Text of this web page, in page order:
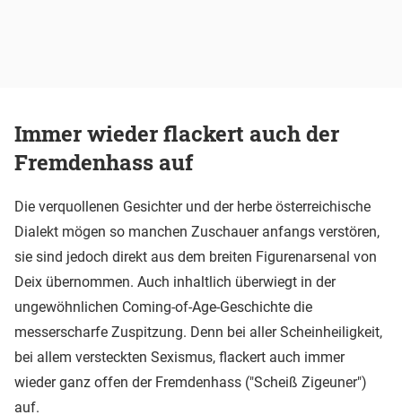
Immer wieder flackert auch der
Fremdenhass auf
Die verquollenen Gesichter und der herbe österreichische
Dialekt mögen so manchen Zuschauer anfangs verstören,
sie sind jedoch direkt aus dem breiten Figurenarsenal von
Deix übernommen. Auch inhaltlich überwiegt in der
ungewöhnlichen Coming-of-Age-Geschichte die
messerscharfe Zuspitzung. Denn bei aller Scheinheiligkeit,
bei allem versteckten Sexismus, flackert auch immer
wieder ganz offen der Fremdenhass ("Scheiß Zigeuner")
auf.